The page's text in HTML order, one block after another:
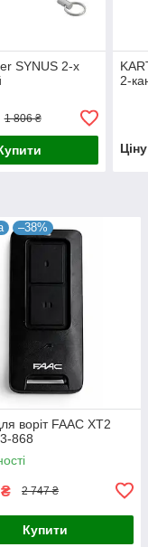
SYNUS 2-х
1 806 ₴
2-
–38%
воріт FAAC XT2
868
₴ 2 747 ₴
Купити